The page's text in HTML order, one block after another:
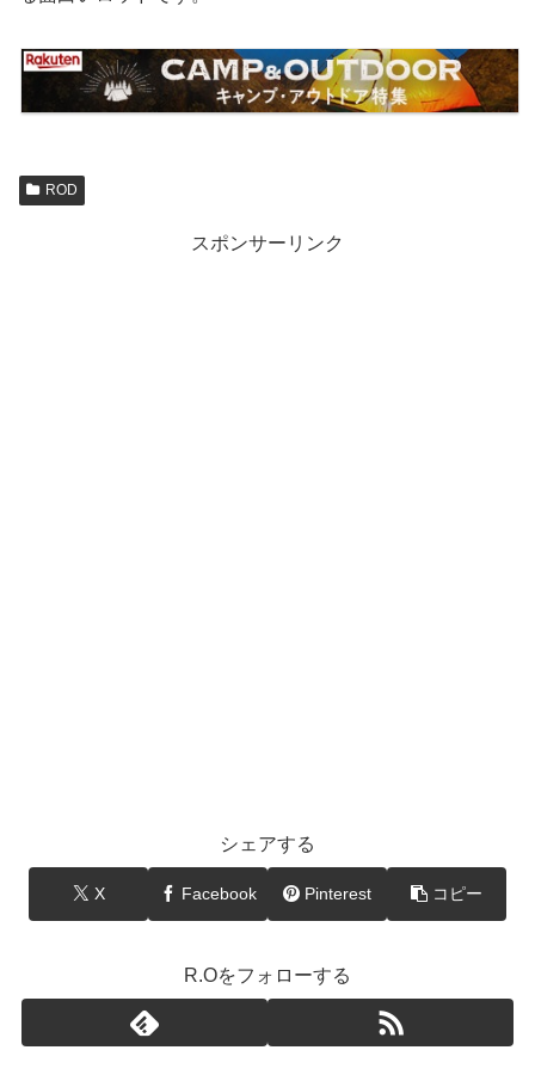
ROD
スポンサーリンク
シェアする
X Facebook Pinterest コピー
R.Oをフォローする